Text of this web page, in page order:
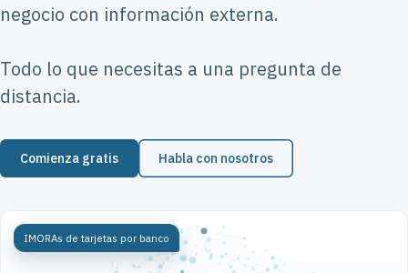
negocio con información externa.
Todo lo que necesitas a una pregunta de
distancia.
Comienza gratis Habla con nosotros
IMORAs de tarjetas por banco